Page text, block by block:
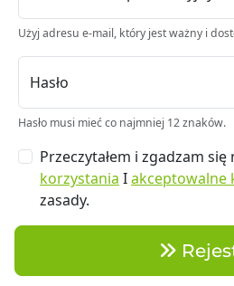
Użyj adresu e-mail, który jest ważny i
Hasło musi mieć co najmniej 12 znaków.
Hasło
Przeczytałem i zgadzam się
korzystania Iakceptowalne
zasady.